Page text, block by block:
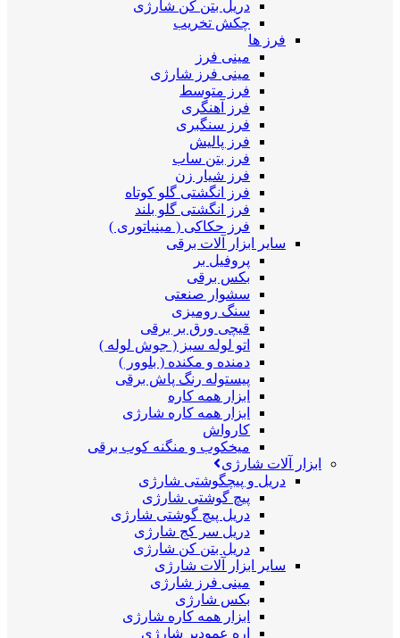
دریل بتن کن شارژی
چکش تخریب
فرز ها
مینی فرز
مینی فرز شارژی
فرز متوسط
فرز آهنگری
فرز سنگبری
فرز پالیش
فرز بتن ساب
فرز شیار زن
فرز انگشتی گلو کوتاه
فرز انگشتی گلو بلند
فرز حکاکی ( مینیاتوری )
سایر ابزار آلات برقی
پروفیل بر
بکس برقی
سشوار صنعتی
سنگ رومیزی
قیچی ورق بر برقی
اتو لوله سبز ( جوش لوله )
دمنده و مکنده ( بلوور )
پیستوله رنگ پاش برقی
ابزار همه کاره
ابزار همه کاره شارژی
کارواش
میخکوب و منگنه کوب برقی
ابزار آلات شارژی
دریل و پیچگوشتی شارژی
پیچ گوشتی شارژی
دریل پیچ گوشتی شارژی
دریل سر کج شارژی
دریل بتن کن شارژی
سایر ابزار آلات شارژی
مینی فرز شارژی
بکس شارژی
ابزار همه کاره شارژی
اره عمودبر شارژی